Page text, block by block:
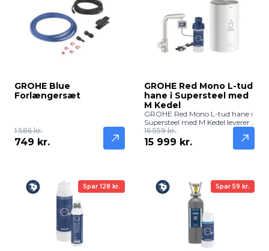
GROHE Blue
Forlængersæt
1 586 kr.
749 kr.
GROHE Red Mono L-tud
hane i Supersteel med
M Kedel
GROHE Red Mono L-tud hane i
Supersteel med M Kedel leverer
frisk, filtreret og kogende vand
direkte fra hanen. Elegant og
robust løsning til moderne
16 559 kr.
15 999 kr.
Spar 128 kr. Spar 59 kr.